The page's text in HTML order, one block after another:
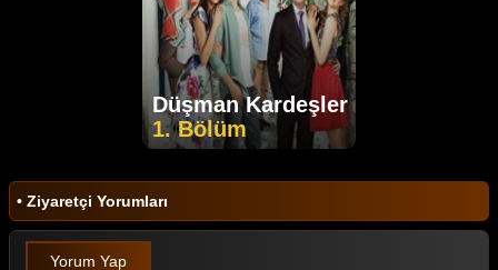
Düşman Kardeşler
1. Bölüm
• Ziyaretçi Yorumları
Yorum Yap